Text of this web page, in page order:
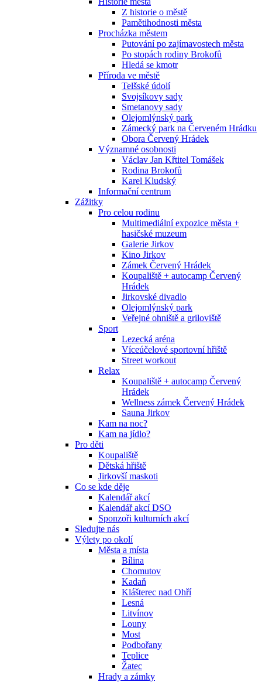
Z historie o městě
Pamětihodnosti města
Procházka městem
Putování po zajímavostech města
Po stopách rodiny Brokofů
Hledá se kmotr
Příroda ve městě
Telšské údolí
Svojsíkovy sady
Smetanovy sady
Olejomlýnský park
Zámecký park na Červeném Hrádku
Obora Červený Hrádek
Významné osobnosti
Václav Jan Křtitel Tomášek
Rodina Brokofů
Karel Kludský
Informační centrum
Zážitky
Pro celou rodinu
Multimediální expozice města +
hasičské muzeum
Galerie Jirkov
Kino Jirkov
Zámek Červený Hrádek
Koupaliště + autocamp Červený
Hrádek
Jirkovské divadlo
Olejomlýnský park
Veřejné ohniště a griloviště
Sport
Lezecká aréna
Víceúčelové sportovní hřiště
Street workout
Relax
Koupaliště + autocamp Červený
Hrádek
Wellness zámek Červený Hrádek
Sauna Jirkov
Kam na noc?
Kam na jídlo?
Pro děti
Koupaliště
Dětská hřiště
Jirkovší maskoti
Co se kde děje
Kalendář akcí
Kalendář akcí DSO
Sponzoři kulturních akcí
Sledujte nás
Výlety po okolí
Města a místa
Bílina
Chomutov
Kadaň
Klášterec nad Ohří
Lesná
Litvínov
Louny
Most
Podbořany
Teplice
Žatec
Hrady a zámky